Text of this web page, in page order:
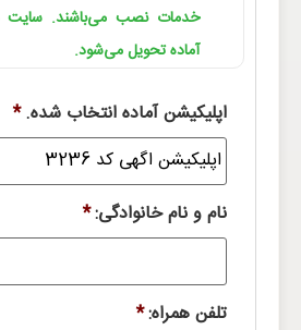
خدمات نصب می‌باشند. سایت
آماده تحویل می‌شود.
اپلیکیشن آماده انتخاب شده.*
نام و نام خانوادگی:*
تلفن همراه:*